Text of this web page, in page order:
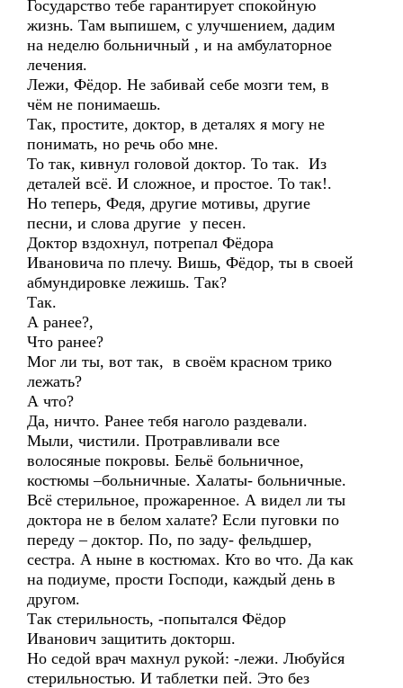
Государство тебе гарантирует спокойную
жизнь. Там выпишем, с улучшением, дадим
на неделю больничный , и на амбулаторное
лечения.
Лежи, Фёдор. Не забивай себе мозги тем, в
чём не понимаешь.
Так, простите, доктор, в деталях я могу не
понимать, но речь обо мне.
То так, кивнул головой доктор. То так. Из
деталей всё. И сложное, и простое. То так!.
Но теперь, Федя, другие мотивы, другие
песни, и слова другие у песен.
Доктор вздохнул, потрепал Фёдора
Ивановича по плечу. Вишь, Фёдор, ты в своей
абмундировке лежишь. Так?
Так.
А ранее?,
Что ранее?
Мог ли ты, вот так, в своём красном трико
лежать?
А что?
Да, ничто. Ранее тебя наголо раздевали.
Мыли, чистили. Протравливали все
волосяные покровы. Бельё больничное,
костюмы –больничные. Халаты- больничные.
Всё стерильное, прожаренное. А видел ли ты
доктора не в белом халате? Если пуговки по
переду – доктор. По, по заду- фельдшер,
сестра. А ныне в костюмах. Кто во что. Да как
на подиуме, прости Господи, каждый день в
другом.
Так стерильность, -попытался Фёдор
Иванович защитить докторш.
Но седой врач махнул рукой: -лежи. Любуйся
стерильностью. И таблетки пей. Это без